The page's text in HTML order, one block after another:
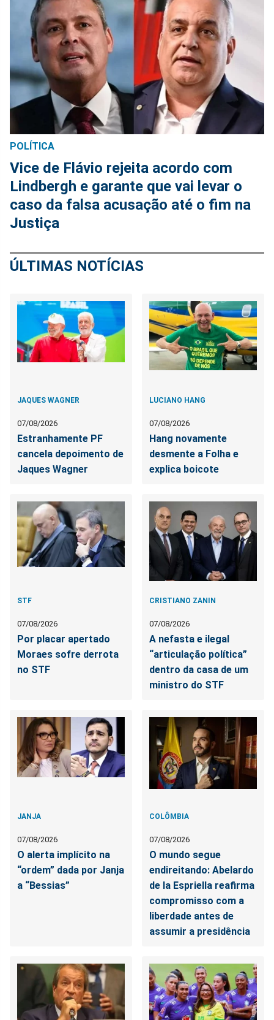
POLÍTICA
Vice de Flávio rejeita acordo com
Lindbergh e garante que vai levar o
caso da falsa acusação até o fim na
Justiça
ÚLTIMAS NOTÍCIAS
JAQUES WAGNER
07/08/2026
Estranhamente PF
cancela depoimento de
Jaques Wagner
LUCIANO HANG
07/08/2026
Hang novamente
desmente a Folha e
explica boicote
STF
07/08/2026
Por placar apertado
Moraes sofre derrota
no STF
CRISTIANO ZANIN
07/08/2026
A nefasta e ilegal
“articulação política”
dentro da casa de um
ministro do STF
JANJA
07/08/2026
O alerta implícito na
“ordem” dada por Janja
a “Bessias”
COLÔMBIA
07/08/2026
O mundo segue
endireitando: Abelardo
de la Espriella reafirma
compromisso com a
liberdade antes de
assumir a presidência